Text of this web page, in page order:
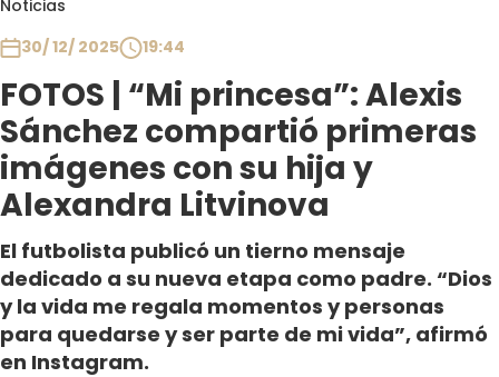
Noticias
30/ 12/ 2025
19:44
FOTOS | “Mi princesa”: Alexis
Sánchez compartió primeras
imágenes con su hija y
Alexandra Litvinova
El futbolista publicó un tierno mensaje
dedicado a su nueva etapa como padre. “Dios
y la vida me regala momentos y personas
para quedarse y ser parte de mi vida”, afirmó
en Instagram.
Club De La Comedia
Contigo en Directo
Plan Perfecto
El Tiempo
Sabingo
Todos Los Programas